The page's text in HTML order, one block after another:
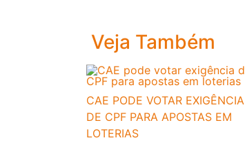
Veja Também
CAE PODE VOTAR EXIGÊNCIA
DE CPF PARA APOSTAS EM
LOTERIAS